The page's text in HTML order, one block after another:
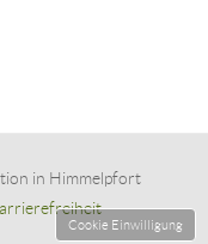
in Himmelpfort
Cookie Einwilligung